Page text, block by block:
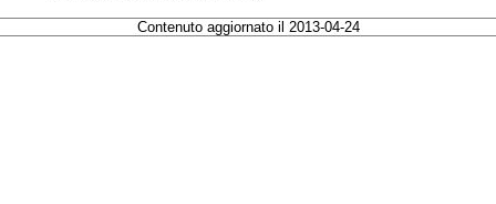
Contenuto aggiornato il 2013-04-24